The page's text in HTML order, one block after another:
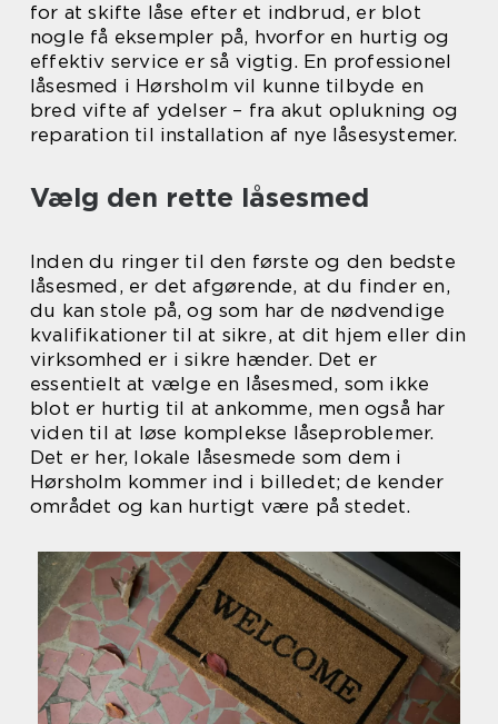
for at skifte låse efter et indbrud, er blot
nogle få eksempler på, hvorfor en hurtig og
effektiv service er så vigtig. En professionel
låsesmed i Hørsholm vil kunne tilbyde en
bred vifte af ydelser – fra akut oplukning og
reparation til installation af nye låsesystemer.
Vælg den rette låsesmed
Inden du ringer til den første og den bedste
låsesmed, er det afgørende, at du finder en,
du kan stole på, og som har de nødvendige
kvalifikationer til at sikre, at dit hjem eller din
virksomhed er i sikre hænder. Det er
essentielt at vælge en låsesmed, som ikke
blot er hurtig til at ankomme, men også har
viden til at løse komplekse låseproblemer.
Det er her, lokale låsesmede som dem i
Hørsholm kommer ind i billedet; de kender
området og kan hurtigt være på stedet.